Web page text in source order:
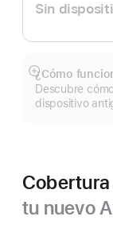
Sin
¿Cómo
Descubre
dispositivo
Mostrar
más
tu nuevo